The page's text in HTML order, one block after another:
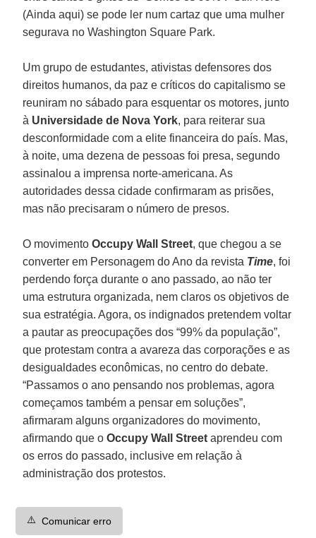
(Ainda aqui) se pode ler num cartaz que uma mulher
segurava no Washington Square Park.
Um grupo de estudantes, ativistas defensores dos
direitos humanos, da paz e críticos do capitalismo se
reuniram no sábado para esquentar os motores, junto
à Universidade de Nova York, para reiterar sua
desconformidade com a elite financeira do país. Mas,
à noite, uma dezena de pessoas foi presa, segundo
assinalou a imprensa norte-americana. As
autoridades dessa cidade confirmaram as prisões,
mas não precisaram o número de presos.
O movimentoOccupy Wall Street, que chegou a se
converter em Personagem do Ano da revista Time, foi
perdendo força durante o ano passado, ao não ter
uma estrutura organizada, nem claros os objetivos de
sua estratégia. Agora, os indignados pretendem voltar
a pautar as preocupações dos “99% da população”,
que protestam contra a avareza das corporações e as
desigualdades econômicas, no centro do debate.
“Passamos o ano pensando nos problemas, agora
começamos também a pensar em soluções”,
afirmaram alguns organizadores do movimento,
afirmando que oOccupy Wall Street aprendeu com
os erros do passado, inclusive em relação à
administração dos protestos.
⚠️ Comunicar erro